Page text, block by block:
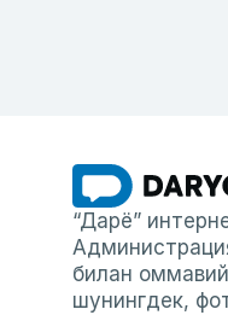
“Дарё”
билан
шунингдек,